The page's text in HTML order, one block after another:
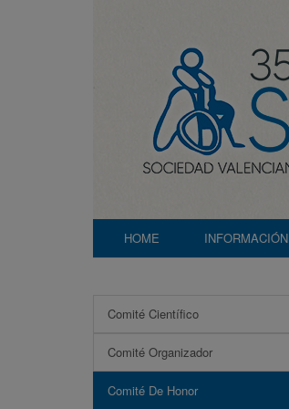
HOME INFORMACIÓN
Comité Científico
Comité Organizador
Comité De Honor